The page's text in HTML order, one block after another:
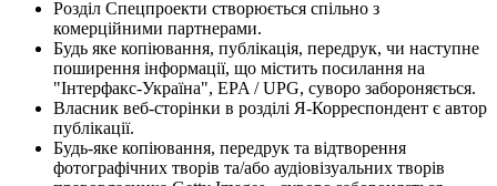
Розділ Спецпроекти створюється спільно з
комерційними партнерами.
Будь яке копіювання, публікація, передрук, чи наступне
поширення інформації, що містить посилання на
"Інтерфакс-Україна", EPA / UPG, суворо забороняється.
Власник веб-сторінки в розділі Я-Корреспондент є автор
публікації.
Будь-яке копіювання, передрук та відтворення
фотографічних творів та/або аудіовізуальних творів